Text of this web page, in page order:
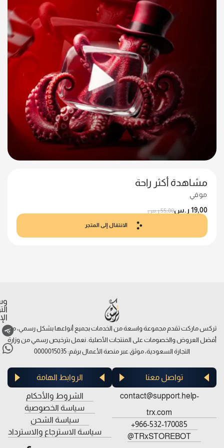
مشاهدة أكثر راحة
موفي
55,00ر.س 19,00 ر.س
الانتقال إلى المتجر
تركس ماركت تقدم مجموعة واسعة من الخدمات بجميع أنواعها بشكل رسمي، مع
أفضل العروض والخصومات على المنتجات الأصلية. نعمل بترخيص رسمي من وزارة
التجارة السعودية، موثق عبر منصة الأعمال برقم: 0000015035
تواصل معنا
contact@support.help-
trx.com
966-532-170085+
TRxSTOREBOT@
الروابط الهامة
الشروط والأحكام
سياسة الخصوصية
سياسة الشحن
سياسة الاسترجاع والاسترداد